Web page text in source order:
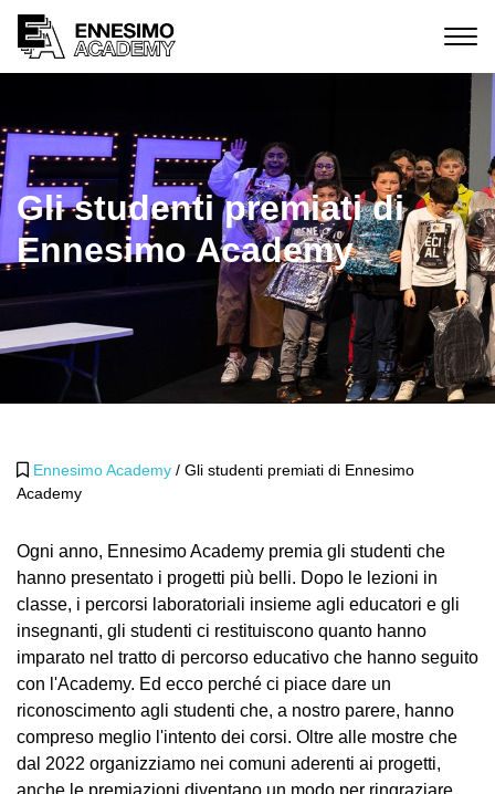
Gli studenti premiati di
Ennesimo Academy
Ennesimo Academy / Gli studenti premiati di Ennesimo
Academy
Ogni anno, Ennesimo Academy premia gli studenti che
hanno presentato i progetti più belli. Dopo le lezioni in
classe, i percorsi laboratoriali insieme agli educatori e gli
insegnanti, gli studenti ci restituiscono quanto hanno
imparato nel tratto di percorso educativo che hanno seguito
con l'Academy. Ed ecco perché ci piace dare un
riconoscimento agli studenti che, a nostro parere, hanno
compreso meglio l'intento dei corsi. Oltre alle mostre che
dal 2022 organizziamo nei comuni aderenti ai progetti,
anche le premiazioni diventano un modo per ringraziare